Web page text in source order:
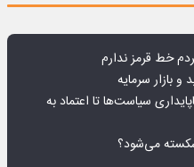
خط قرمز ندارم
و بازار سرمایه
سیاست‌ها تا اعتماد به
می‌شود؟